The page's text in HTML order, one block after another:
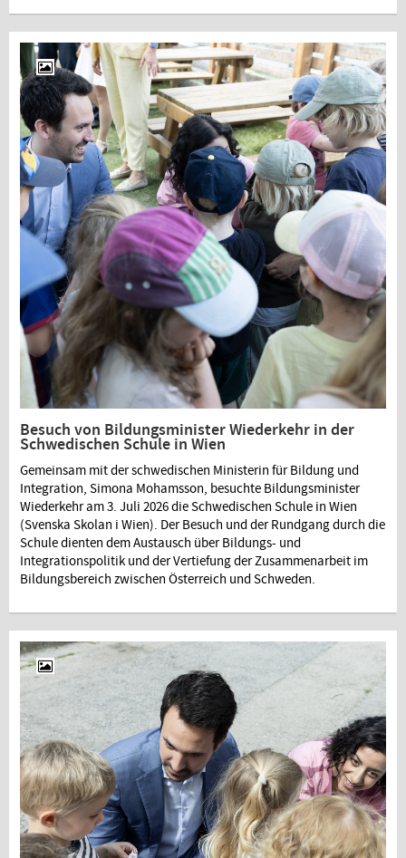
Besuch von Bildungsminister Wiederkehr in der
Schwedischen Schule in Wien
Gemeinsam mit der schwedischen Ministerin für Bildung und
Integration, Simona Mohamsson, besuchte Bildungsminister
Wiederkehr am 3. Juli 2026 die Schwedischen Schule in Wien
(Svenska Skolan i Wien). Der Besuch und der Rundgang durch die
Schule dienten dem Austausch über Bildungs- und
Integrationspolitik und der Vertiefung der Zusammenarbeit im
Bildungsbereich zwischen Österreich und Schweden.